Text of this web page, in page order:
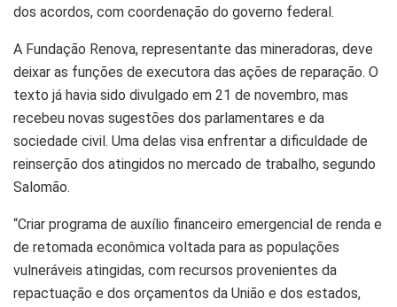
dos acordos, com coordenação do governo federal.
A Fundação Renova, representante das mineradoras, deve
deixar as funções de executora das ações de reparação. O
texto já havia sido divulgado em 21 de novembro, mas
recebeu novas sugestões dos parlamentares e da
sociedade civil. Uma delas visa enfrentar a dificuldade de
reinserção dos atingidos no mercado de trabalho, segundo
Salomão.
“Criar programa de auxílio financeiro emergencial de renda e
de retomada econômica voltada para as populações
vulneráveis atingidas, com recursos provenientes da
repactuação e dos orçamentos da União e dos estados,